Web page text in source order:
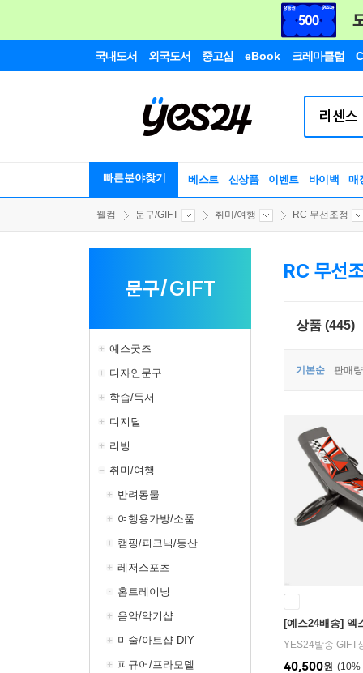
국내도서 외국도서 중고샵 eBook 크레마클럽
빠른분야찾기 베스트 신상품 이벤트 바이백 매
웰컴 문구/GIFT 취미/여행 RC 무선조정
문구/GIFT
예스굿즈
디자인문구
학습/독서
디지털
리빙
취미/여행
반려동물
여행용가방/소품
캠핑/피크닉/등산
레저스포츠
홈트레이닝
음악/악기샵
미술/아트샵 DIY
피규어/프라모델
RC 무선
상품 (445)
기본순 판매
[예스24배송] 엑
YES24발송 GIFT
10%
40,500원